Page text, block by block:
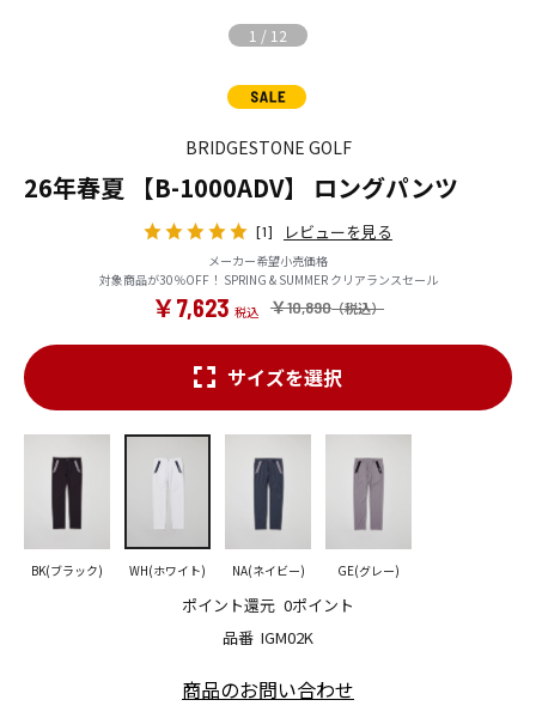
1 / 12
BRIDGESTONE GOLF
26年春夏 【B-1000ADV】 ロングパンツ
[1] レビューを見る
メーカー希望小売価格
対象商品が30％OFF！ SPRING & SUMMER クリアランスセール
￥10,890
￥7,623
品番 IGM02K
ポイント還元 0ポイント
サイズを選択
BK(ブラック) WH(ホワイト) NA(ネイビー) GE(グレー)
商品のお問い合わせ